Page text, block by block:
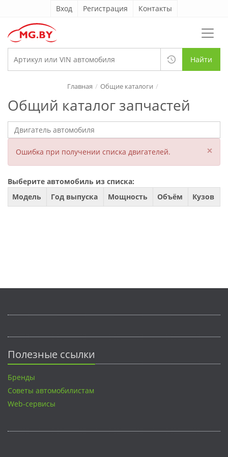
Вход Регистрация Контакты
Найти
Общий каталог запчастей
Главная Общие каталоги
Ошибка при получении списка двигателей. ×
Выберите автомобиль из списка:
Модель
Год выпуска Мощность Объём Кузов
Полезные ссылки
Бренды
Советы автомобилистам
Web-сервисы